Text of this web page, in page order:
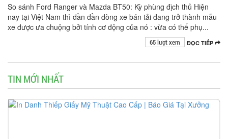
So sánh Ford Ranger và Mazda BT50: Kỳ phùng địch thủ Hiện
nay tại Việt Nam thì dần dần dòng xe bán tải đang trở thành mẫu
xe được ưa chuộng bởi tính cơ động của nó : vừa có thể phụ...
ĐỌC TIẾP
65 lượt xem
TIN MỚI NHẤT